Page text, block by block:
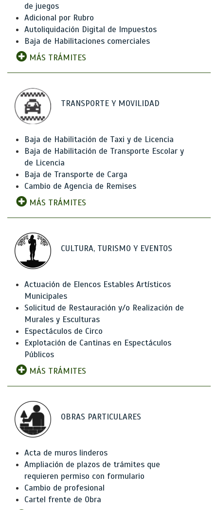
de juegos
Adicional por Rubro
Autoliquidación Digital de Impuestos
Baja de Habilitaciones comerciales
MÁS TRÁMITES
TRANSPORTE Y MOVILIDAD
Baja de Habilitación de Taxi y de Licencia
Baja de Habilitación de Transporte Escolar y
de Licencia
Baja de Transporte de Carga
Cambio de Agencia de Remises
MÁS TRÁMITES
CULTURA, TURISMO Y EVENTOS
Actuación de Elencos Estables Artísticos
Municipales
Solicitud de Restauración y/o Realización de
Murales y Esculturas
Espectáculos de Circo
Explotación de Cantinas en Espectáculos
Públicos
MÁS TRÁMITES
OBRAS PARTICULARES
Acta de muros linderos
Ampliación de plazos de trámites que
requieren permiso con formulario
Cambio de profesional
Cartel frente de Obra